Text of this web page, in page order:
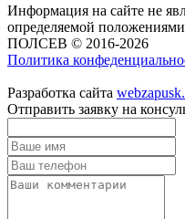
Информация на сайте не
определяемой
ПОЛСЕВ © 2016-2026
Политика
Разработка сайта
Отправить заявку на